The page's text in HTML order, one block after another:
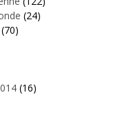
(24)
(70)
(16)